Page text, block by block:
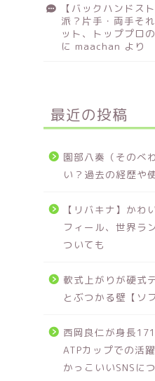
【バックハンドス
派？片手・両手そ
ット、トッププロ
に maachan より
最近の投稿
園部八奏（そのべ
い？過去の経歴や
【リバキナ】か
フィール、世界ラ
ついても
軟式上がりが硬式
とぶつかる壁【ソ
西岡良仁が身長
ATPカップでの活
かっこいいSNSに